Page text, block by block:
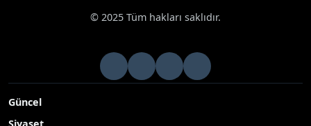
© 2025 Tüm hakları saklıdır.
Güncel